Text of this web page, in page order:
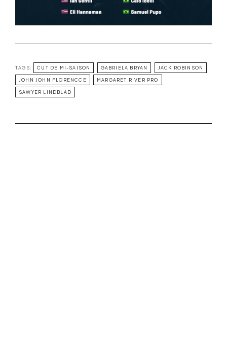
TAGS: CUT DE MI-SAISON GABRIELA BRYAN JACK ROBINSON
JOHN JOHN FLORENCCE MARGARET RIVER PRO
SAWYER LINDBLAD